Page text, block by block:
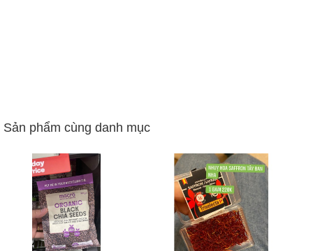
Sản phẩm cùng danh mục